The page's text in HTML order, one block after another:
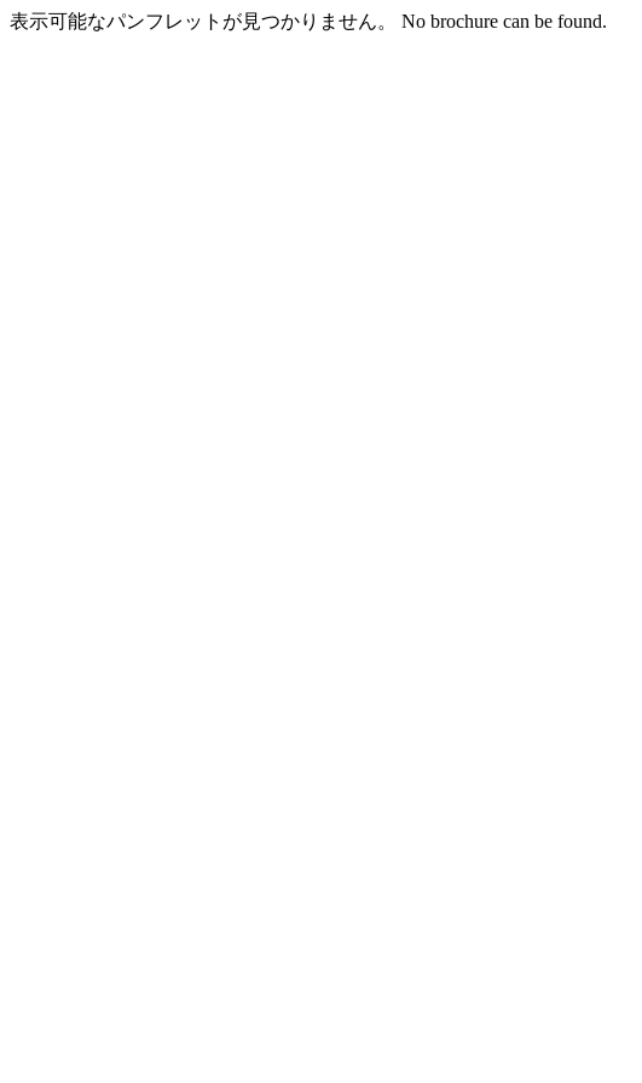
表示可能なパンフレットが見つかりません。 No brochure can be found.